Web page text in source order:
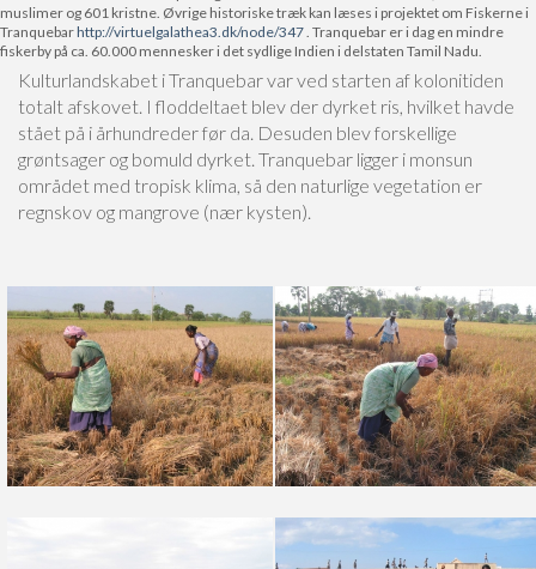
muslimer og 601 kristne. Øvrige historiske træk kan læses i projektet om Fiskerne i
Tranquebarhttp://virtuelgalathea3.dk/node/347. Tranquebar er i dag en mindre
fiskerby på ca. 60.000 mennesker i det sydlige Indien i delstaten Tamil Nadu.
Kulturlandskabet i Tranquebar var ved starten af kolonitiden
totalt afskovet. I floddeltaet blev der dyrket ris, hvilket havde
stået på i århundreder før da. Desuden blev forskellige
grøntsager og bomuld dyrket. Tranquebar ligger i monsun
området med tropisk klima, så den naturlige vegetation er
regnskov og mangrove (nær kysten).